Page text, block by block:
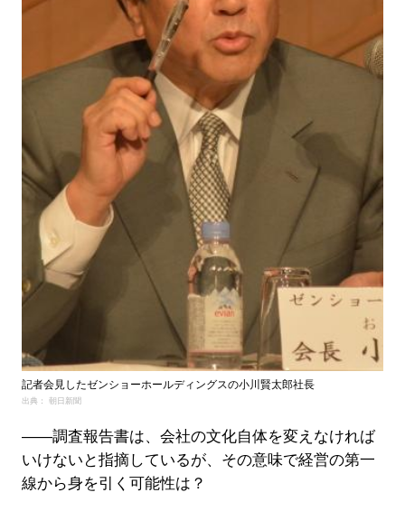
記者会見したゼンショーホールディングスの小川賢太郎社長
出典： 朝日新聞
――調査報告書は、会社の文化自体を変えなければ
いけないと指摘しているが、その意味で経営の第一
線から身を引く可能性は？